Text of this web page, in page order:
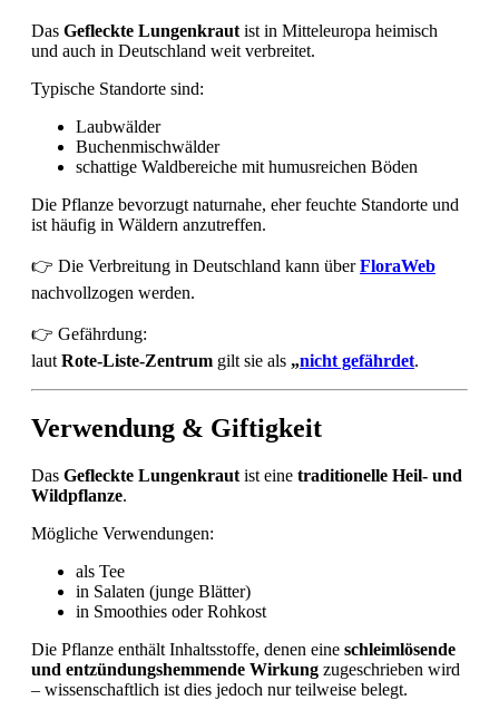
Das Gefleckte Lungenkraut ist in Mitteleuropa heimisch
und auch in Deutschland weit verbreitet.
Typische Standorte sind:
Laubwälder
Buchenmischwälder
schattige Waldbereiche mit humusreichen Böden
Die Pflanze bevorzugt naturnahe, eher feuchte Standorte und
ist häufig in Wäldern anzutreffen.
👉 Die Verbreitung in Deutschland kann überFloraWeb
nachvollzogen werden.
👉 Gefährdung:
laut Rote-Liste-Zentrum gilt sie als „nicht gefährdet.
Verwendung & Giftigkeit
Das Gefleckte Lungenkraut ist eine traditionelle Heil- und
Wildpflanze.
Mögliche Verwendungen:
als Tee
in Salaten (junge Blätter)
in Smoothies oder Rohkost
Die Pflanze enthält Inhaltsstoffe, denen eine schleimlösende
und entzündungshemmende Wirkung zugeschrieben wird
– wissenschaftlich ist dies jedoch nur teilweise belegt.